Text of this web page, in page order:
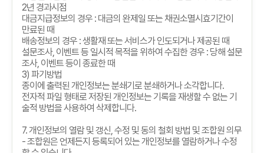
2년 경과시점
대금지급정보의 경우 : 대금의 완제일 또는 채권소멸시효기간이
만료된 때
배송정보의 경우 :생활재 또는 서비스가 인도되거나 제공된 때
설문조사, 이벤트 등 일시적 목적을 위하여 수집한 경우 : 당해 설문
조사, 이벤트 등이 종료한 때
3) 파기방법
종이에 출력된 개인정보는 분쇄기로 분쇄하거나 소각합니다.
전자적 파일 형태로 저장된 개인정보는 기록을 재생할 수 없는 기
술적 방법을 사용하여 삭제합니다.
7.개인정보의 열람 및 갱신,수정 및 동의 철회 방법 및 조합원 의무
-조합원은 언제든지 등록되어 있는 개인정보를 열람하거나 수정